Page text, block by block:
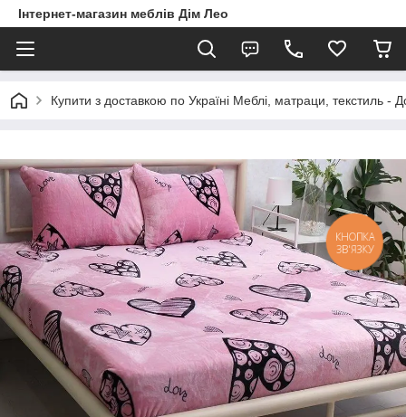
Інтернет-магазин меблів Дім Лео
Купити з доставкою по Україні Меблі, матраци, текстиль -
КНОПКА
ЗВ'ЯЗКУ